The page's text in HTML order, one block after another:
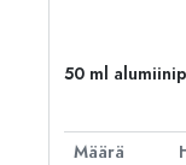
50 ml
Määrä